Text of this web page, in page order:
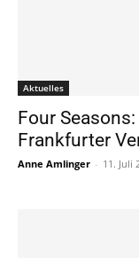
Aktuelles
Four
Frankfurter
Anne Amlinger - 11. Juli